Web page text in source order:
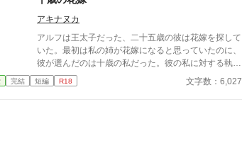
密……性癖があった。 ――君の××××、触らせてもら
えないだろうか？
アキナヌカ
アルフは王太子だった、二十五歳の彼は花嫁を探して
いた。最初は私の姉が花嫁になると思っていたのに、
彼が選んだのは十歳の私だった。彼の私に対する執着
はおかしかった。
完結 短編 R18 文字数：6,027